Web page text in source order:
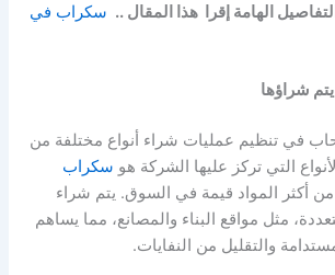
الهامة إقرا هذا المقال .. سكراب في
شراؤها
في تنظيم عمليات شراء أنواع مختلفة من
التي تركز عليها الشركة هو سكراب
من أكثر المواد قيمة في السوق. يتم شراء
مثل مواقع البناء والمصانع، مما يساهم
والتقليل من النفايات.